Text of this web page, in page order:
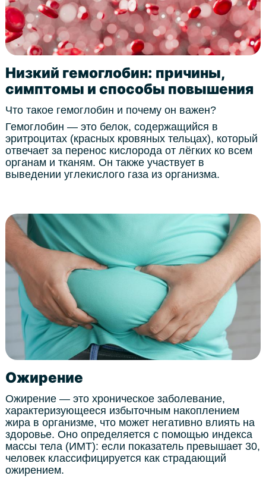
Низкий гемоглобин: причины,
симптомы и способы повышения
Что такое гемоглобин и почему он важен?
Гемоглобин — это белок, содержащийся в
эритроцитах (красных кровяных тельцах), который
отвечает за перенос кислорода от лёгких ко всем
органам и тканям. Он также участвует в
выведении углекислого газа из организма.
Ожирение
Ожирение — это хроническое заболевание,
характеризующееся избыточным накоплением
жира в организме, что может негативно влиять на
здоровье. Оно определяется с помощью индекса
массы тела (ИМТ): если показатель превышает 30,
человек классифицируется как страдающий
ожирением.